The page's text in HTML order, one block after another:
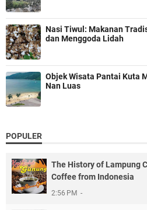
Nasi Tiwul: Makanan
dan Menggoda Lidah
Objek Wisata Pantai Kuta
Nan Luas
POPULER
The History of Lampung
Coffee from Indonesia
2:56 PM